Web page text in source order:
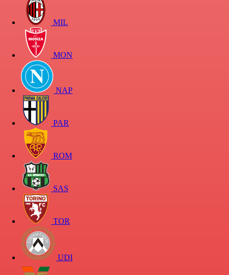
MIL
MON
NAP
PAR
ROM
SAS
TOR
UDI